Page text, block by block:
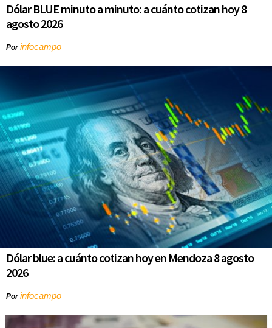
Dólar BLUE minuto a minuto: a cuánto cotizan hoy 8
agosto 2026
Porinfocampo
Dólar blue: a cuánto cotizan hoy en Mendoza 8 agosto
2026
Porinfocampo